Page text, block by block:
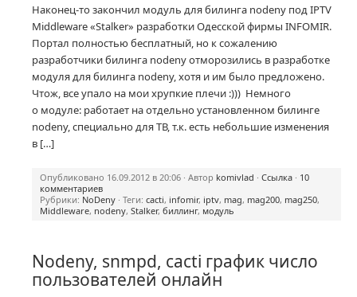
Наконец-тозакончил модуль для билинга nodeny под IPTV
Middleware «Stalker» разработки Одесской фирмы INFOMIR.
Портал полностью бесплатный, но к сожалению
разработчики билинга nodeny отморозились в разработке
модуля для билинга nodeny, хотя и им было предложено.
Чтож, все упало на мои хрупкие плечи :))) Немного
о модуле: работает на отдельно установленном билинге
nodeny, специально для ТВ, т.к. есть небольшие изменения
в […]
Опубликовано 16.09.2012 в 20:06 · Автор komivlad · Ссылка · 10
комментариев
Рубрики: NoDeny · Теги: cacti, infomir, iptv, mag, mag200, mag250,
Middleware, nodeny, Stalker, биллинг, модуль
Nodeny, snmpd, cacti график число
пользователей онлайн